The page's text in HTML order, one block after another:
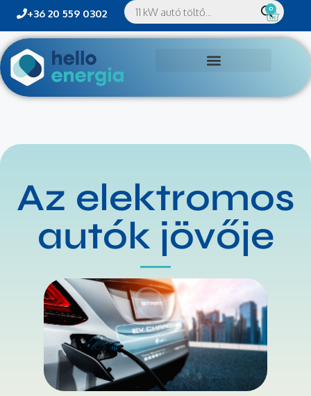
+36 20 559 0302 0
Az elektromos
autók jövője